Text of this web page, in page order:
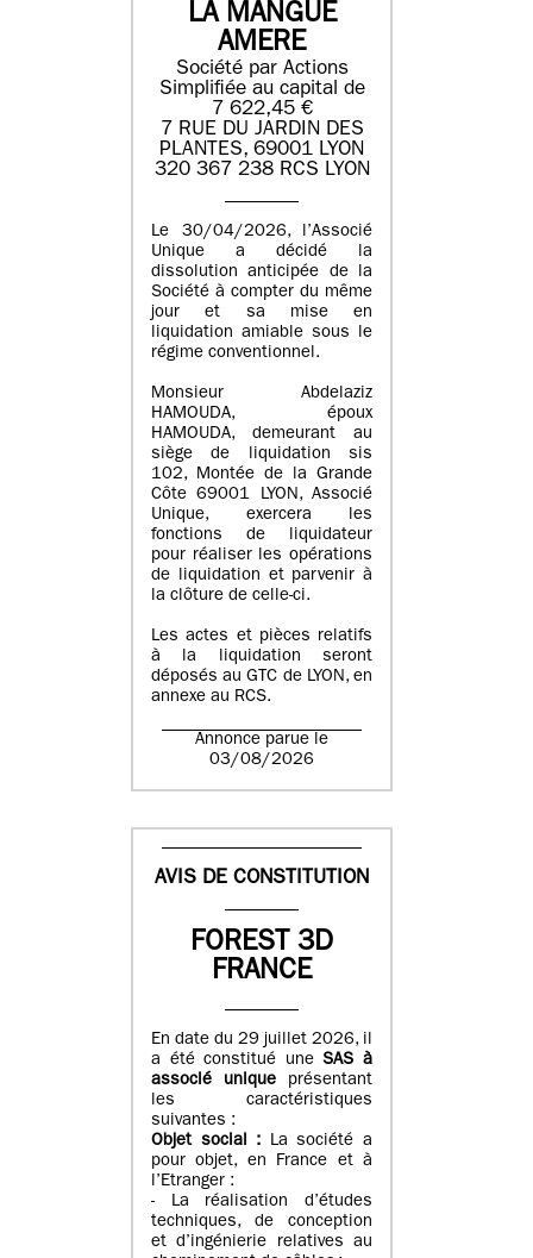
LA MANGUE
AMERE
Société par Actions
Simplifiée au capital de
7 622,45 €
7 RUE DU JARDIN DES
PLANTES, 69001 LYON
320 367 238 RCS LYON
Le 30/04/2026, l’Associé
Unique a décidé la
dissolution anticipée de la
Société à compter du même
jour et sa mise en
liquidation amiable sous le
régime conventionnel.
Monsieur Abdelaziz
HAMOUDA, époux
HAMOUDA, demeurant au
siège de liquidation sis
102, Montée de la Grande
Côte 69001 LYON, Associé
Unique, exercera les
fonctions de liquidateur
pour réaliser les opérations
de liquidation et parvenir à
la clôture de celle-ci.
Les actes et pièces relatifs
à la liquidation seront
déposés au GTC de LYON, en
annexe au RCS.
Annonce parue le
03/08/2026
AVIS DE CONSTITUTION
FOREST 3D
FRANCE
En date du 29 juillet 2026, il
a été constitué uneSAS à
associé unique présentant
les caractéristiques
suivantes :
Objet social : La société a
pour objet, en France et à
l’Etranger :
- La réalisation d’études
techniques, de conception
et d’ingénierie relatives au